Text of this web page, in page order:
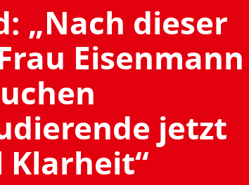
„Nach dieser
Eisenmann
jetzt
Klarheit“